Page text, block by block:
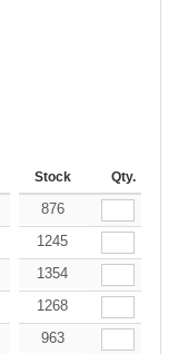
144-287 288 + More
Stock Qty.
13.29
876
13.29
1245
13.29
1354
13.29
1268
17.10
963